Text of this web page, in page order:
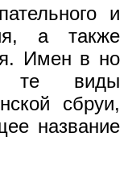
и
а также
Имен в но
те виды
сбруи,
название